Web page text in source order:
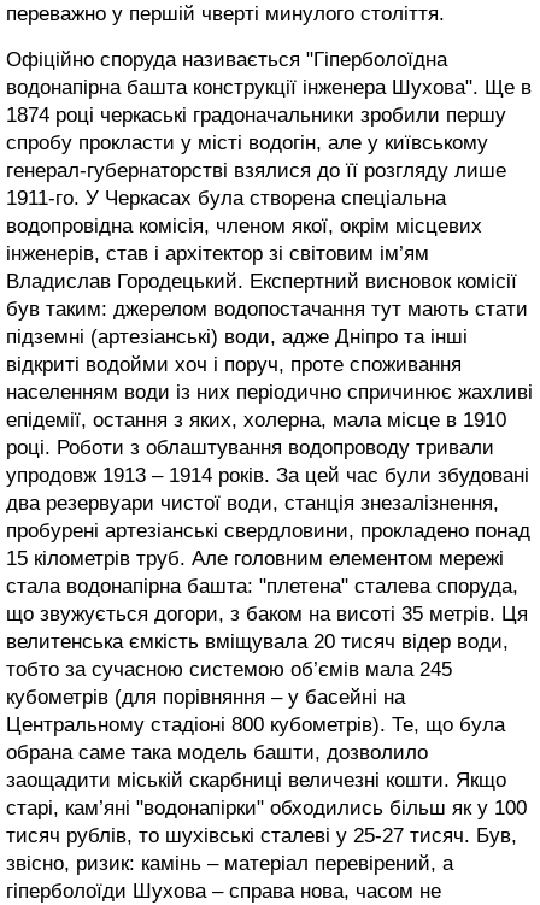
переважно у першій чверті минулого століття.
Офіційно споруда називається "Гіперболоїдна
водонапірна башта конструкції інженера Шухова". Ще в
1874 році черкаські градоначальники зробили першу
спробу прокласти у місті водогін, але у київському
генерал-губернаторстві взялися до її розгляду лише
1911-го. У Черкасах була створена спеціальна
водопровідна комісія, членом якої, окрім місцевих
інженерів, став і архітектор зі світовим ім’ям
Владислав Городецький. Експертний висновок комісії
був таким: джерелом водопостачання тут мають стати
підземні (артезіанські) води, адже Дніпро та інші
відкриті водойми хоч і поруч, проте споживання
населенням води із них періодично спричинює жахливі
епідемії, остання з яких, холерна, мала місце в 1910
році. Роботи з облаштування водопроводу тривали
упродовж 1913 – 1914 років. За цей час були збудовані
два резервуари чистої води, станція знезалізнення,
пробурені артезіанські свердловини, прокладено понад
15 кілометрів труб. Але головним елементом мережі
стала водонапірна башта: "плетена" сталева споруда,
що звужується догори, з баком на висоті 35 метрів. Ця
велитенська ємкість вміщувала 20 тисяч відер води,
тобто за сучасною системою об’ємів мала 245
кубометрів (для порівняння – у басейні на
Центральному стадіоні 800 кубометрів). Те, що була
обрана саме така модель башти, дозволило
заощадити міській скарбниці величезні кошти. Якщо
старі, кам’яні "водонапірки" обходились більш як у 100
тисяч рублів, то шухівські сталеві у 25-27 тисяч. Був,
звісно, ризик: камінь – матеріал перевірений, а
гіперболоїди Шухова – справа нова, часом не